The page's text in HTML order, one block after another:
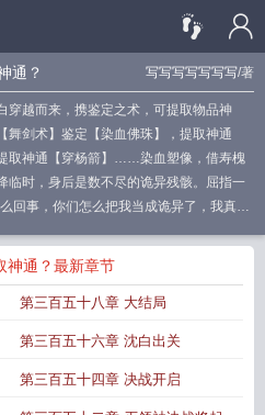
写写写写写写写/著
通？
穿越而来，携鉴定之术，可提取物品神
舞剑术】鉴定【染血佛珠】，提取神通
取神通【穿杨箭】……染血塑像，借寿槐
时，身后是数不尽的诡异残骸。屈指一
回事，你们怎么把我当成诡异了，我真不
你鉴定物品你选择提取神通免费
取神通?笔趣阁你选择提取神通TXT免
提取神通你选择提取神通?写写写写写写
选择提取神通笔趣阁无弹窗最新章节
神通？最新章节
第三百五十八章 大结局
第三百五十六章 沈白出关
第三百五十四章 决战开启